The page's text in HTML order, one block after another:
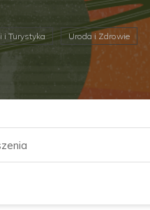
i Turystyka Uroda i Zdrowie